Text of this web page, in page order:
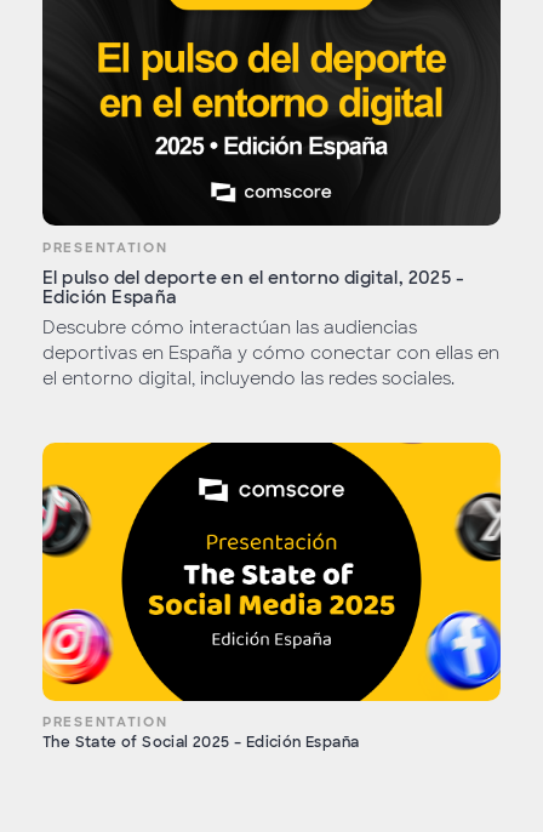
PRESENTATION
El pulso del deporte en el entorno digital, 2025 -
Edición España
Descubre cómo interactúan las audiencias
deportivas en España y cómo conectar con ellas en
el entorno digital, incluyendo las redes sociales.
PRESENTATION
The State of Social 2025 – Edición España